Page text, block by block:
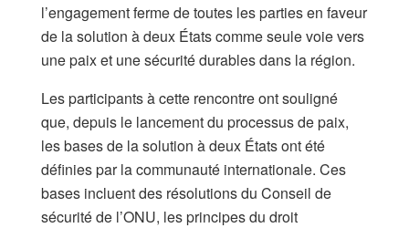
l’engagement ferme de toutes les parties en faveur
de la solution à deux États comme seule voie vers
une paix et une sécurité durables dans la région.
Les participants à cette rencontre ont souligné
que, depuis le lancement du processus de paix,
les bases de la solution à deux États ont été
définies par la communauté internationale. Ces
bases incluent des résolutions du Conseil de
sécurité de l’ONU, les principes du droit